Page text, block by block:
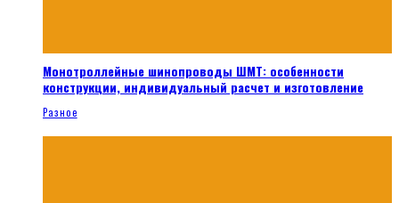
Монотроллейные шинопроводы ШМТ: особенности
конструкции, индивидуальный расчет и изготовление
Разное